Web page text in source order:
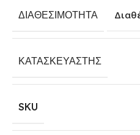
ΔΙΑΘΕΣΙΜΌΤΗΤΑ
ΚΑΤΑΣΚΕΥΑΣΤΉΣ
SKU